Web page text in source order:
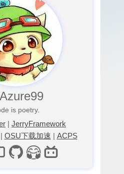
is poetry.
| JerryFramework
OSU下载加速 | ACPS